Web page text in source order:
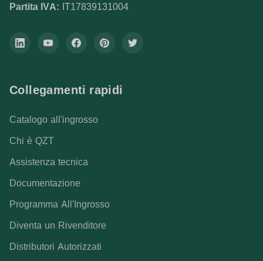
Partita IVA: IT17839131004
Collegamenti rapidi
Catalogo all'ingrosso
Chi è QZT
Assistenza tecnica
Documentazione
Programma All'Ingrosso
Diventa un Rivenditore
Distributori Autorizzati